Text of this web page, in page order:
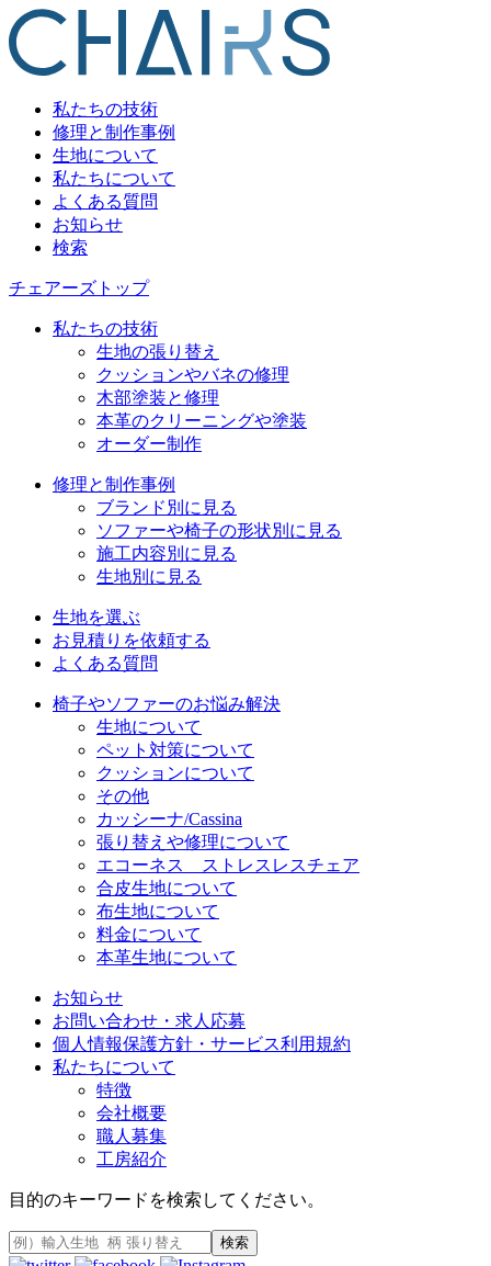
私たちの技術
修理と制作事例
生地について
私たちについて
よくある質問
お知らせ
検索
チェアーズトップ
私たちの技術
生地の張り替え
クッションやバネの修理
木部塗装と修理
本革のクリーニングや塗装
オーダー制作
修理と制作事例
ブランド別に見る
ソファーや椅子の形状別に見る
施工内容別に見る
生地別に見る
生地を選ぶ
お見積りを依頼する
よくある質問
椅子やソファーのお悩み解決
生地について
ペット対策について
クッションについて
その他
カッシーナ/Cassina
張り替えや修理について
エコーネス ストレスレスチェア
合皮生地について
布生地について
料金について
本革生地について
お知らせ
お問い合わせ・求人応募
個人情報保護方針・サービス利用規約
私たちについて
特徴
会社概要
職人募集
工房紹介
目的のキーワードを検索してください。
検索